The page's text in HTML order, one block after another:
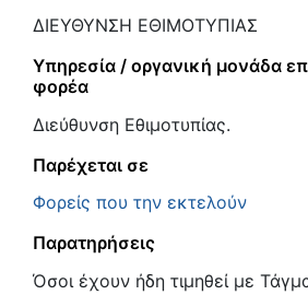
ΔΙΕΥΘΥΝΣΗ ΕΘΙΜΟΤΥΠΙΑΣ
Υπηρεσία / οργανική μονάδα
φορέα
Διεύθυνση Εθιμοτυπίας.
Παρέχεται σε
Φορείς που την εκτελούν
Παρατηρήσεις
Όσοι έχουν ήδη τιμηθεί με